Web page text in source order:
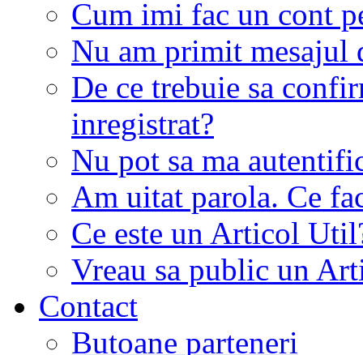
Cum imi fac un cont
Nu am primit mesajul
De ce trebuie sa
inregistrat?
Nu pot sa ma
Am uitat parola. Ce
Ce este un Articol
Vreau sa public un
Contact
Butoane parteneri